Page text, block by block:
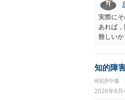
実際に
あれば
難しい
知的障
#誹謗中傷
2026年8月